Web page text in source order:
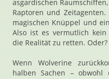
asgardischen
Raptoren und
magischen Knüppel und
Also ist es vermutlich
die Realität zu retten. Oder?
Wenn Wolverine
halben Sachen – obwohl